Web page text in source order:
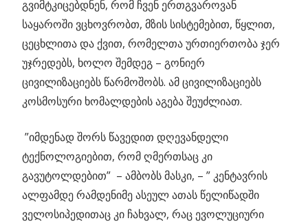
გვიმტკიცებდნენ, რომ ჩვენ ერთგვაროვან
საყაროში ვცხოვრობთ, მზის სისტემებით, წყლით,
ცეცხლითა და ქვით, რომელთა ურთიერთობა ჯერ
უჯრედებს, ხოლო შემდეგ – გონიერ
ცივილიზაციებს წარმოშობს. ამ ცივილიზაციებს
კოსმოსური ხომალდების აგება შეუძლიათ.
”იმდენად შორს წავედით დღევანდელი
ტექნოლოგიებით, რომ ღმერთსაც კი
გავუტოლდებით” – ამბობს მასკი, – ” კენტავრის
ალფამდე რამდენიმე ასეულ ათას წელიწადში
ველოსიპედითაც კი ჩახვალ, რაც ევოლუციური